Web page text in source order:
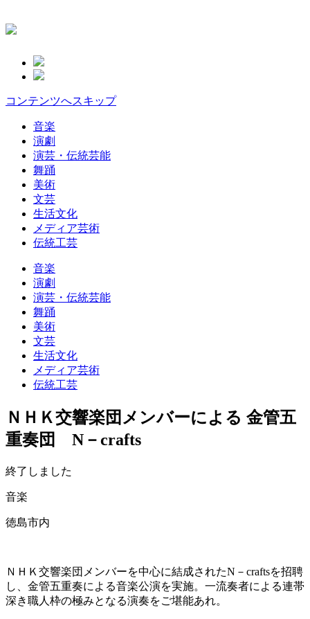
コンテンツへスキップ
音楽
演劇
演芸・伝統芸能
舞踊
美術
文芸
生活文化
メディア芸術
伝統工芸
音楽
演劇
演芸・伝統芸能
舞踊
美術
文芸
生活文化
メディア芸術
伝統工芸
ＮＨＫ交響楽団メンバーによる 金管五
重奏団 N－crafts
終了しました
音楽
徳島市内
ＮＨＫ交響楽団メンバーを中心に結成されたN－craftsを招聘
し、金管五重奏による音楽公演を実施。一流奏者による連帯
深き職人枠の極みとなる演奏をご堪能あれ。